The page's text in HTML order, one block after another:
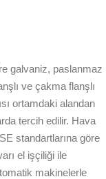
galvaniz, paslanmaz
ve çakma flanşlı
ortamdaki alandan
tercih edilir. Hava
standartlarına göre
el işçiliği ile
makinelerle